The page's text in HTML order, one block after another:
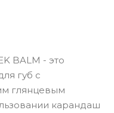
BALM - это
губ с
глянцевым
карандаш